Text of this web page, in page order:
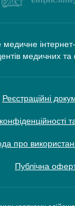
медичне
медичних
Реєстраційні
про
Публічна